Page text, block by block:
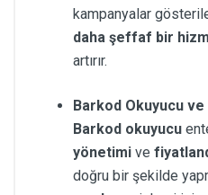
kampanyalar
daha şeffaf bir
artırır.
Barkod Okuyucu ve
Barkod okuyucu
yönetimi ve
doğru bir şekilde